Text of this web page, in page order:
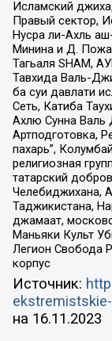
Исламский
Правый сектор,
Нусра ли-Ахль
Минина и Д.
Тагьаля SHAM,
Тавхида Валь-
ба суи давлати
Сеть, Катиба
Ахлю Сунна Валь
Артподготовка,
пахарь”,
религиозная
татарский
Челебиджихана,
Таджикистана,
джамаат,
Маньяки Культ
Легион Свобода
корпус
Источник:
на 16.11.2023